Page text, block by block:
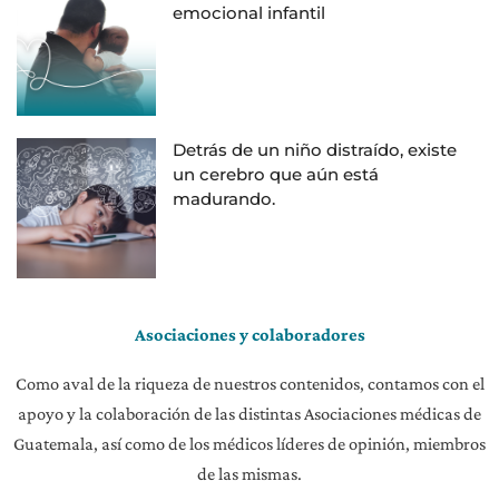
emocional infantil
Detrás de un niño distraído, existe
un cerebro que aún está
madurando.
Asociaciones y colaboradores
Como aval de la riqueza de nuestros contenidos, contamos con el
apoyo y la colaboración de las distintas Asociaciones médicas de
Guatemala, así como de los médicos líderes de opinión, miembros
de las mismas.